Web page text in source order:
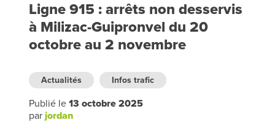
Ligne 915 : arrêts non desservis
à Milizac-Guipronvel du 20
octobre au 2 novembre
Actualités Infos trafic
Publié le13 octobre 2025
par jordan